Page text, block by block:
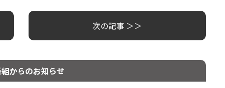
次の記事 ＞＞
からのお知らせ